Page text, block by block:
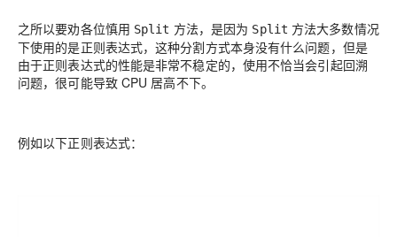
之所以要劝各位慎用 Split 方法，是因为 Split 方法大多数情况
下使用的是正则表达式，这种分割方式本身没有什么问题，但是
由于正则表达式的性能是非常不稳定的，使用不恰当会引起回溯
问题，很可能导致 CPU 居高不下。
例如以下正则表达式：